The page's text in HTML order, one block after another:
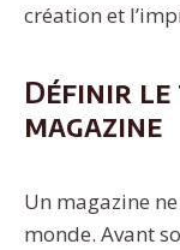
création et
Définir le
magazine
Un magazine
monde. Avant